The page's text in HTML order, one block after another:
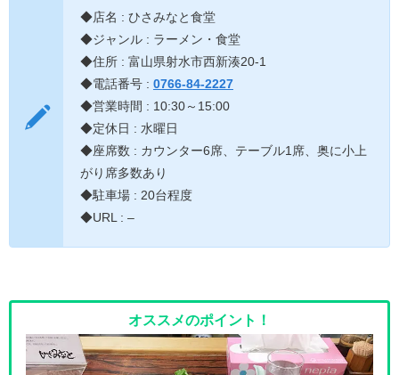
◆店名 : ひさみなと食堂
◆ジャンル : ラーメン・食堂
◆住所 : 富山県射水市西新湊20-1
◆電話番号 : 0766-84-2227
◆営業時間 : 10:30～15:00
◆定休日 : 水曜日
◆座席数 : カウンター6席、テーブル1席、奥に小上
がり席多数あり
◆駐車場 : 20台程度
◆URL : –
オススメのポイント！